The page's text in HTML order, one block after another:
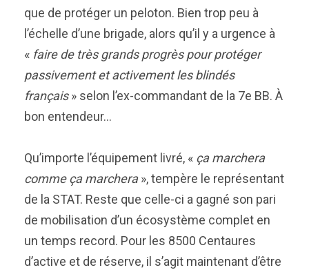
que de protéger un peloton. Bien trop peu à
l’échelle d’une brigade, alors qu’il y a urgence à
« faire de très grands progrès pour protéger
passivement et activement les blindés
français» selon l’ex-commandant de la 7e BB. À
bon entendeur…
Qu’importe l’équipement livré, « ça marchera
comme ça marchera», tempère le représentant
de la STAT. Reste que celle-ci a gagné son pari
de mobilisation d’un écosystème complet en
un temps record. Pour les 8500 Centaures
d’active et de réserve, il s’agit maintenant d’être